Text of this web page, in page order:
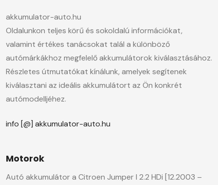
akkumulator-auto.hu
Oldalunkon teljes körű és sokoldalú információkat,
valamint értékes tanácsokat talál a különböző
autómárkákhoz megfelelő akkumulátorok kiválasztásához.
Részletes útmutatókat kínálunk, amelyek segítenek
kiválasztani az ideális akkumulátort az Ön konkrét
autómodelljéhez.
info [@] akkumulator-auto.hu
Motorok
Autó akkumulátor a Citroen Jumper I 2.2 HDi [12.2003 –